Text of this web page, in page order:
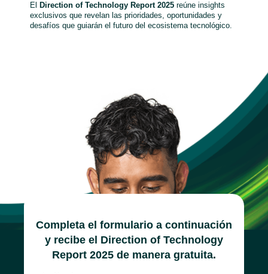
El Direction of Technology Report 2025 reúne insights
exclusivos que revelan las prioridades, oportunidades y
desafíos que guiarán el futuro del ecosistema tecnológico.
Completa el formulario a continuación
y recibe el Direction of Technology
Report 2025 de manera gratuita.